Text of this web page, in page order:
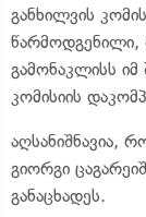
განხილვის
წარმოდგენილი,
გამონაკლისს
კომისიის
აღსანიშნავია,
გიორგი
განაცხადეს.